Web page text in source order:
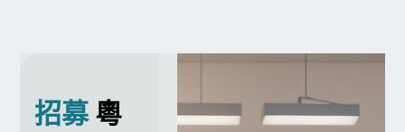
招募粵